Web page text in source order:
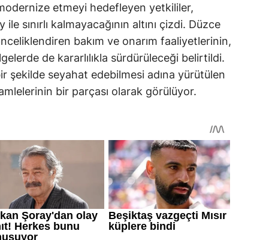
modernize etmeyi hedefleyen yetkililer,
sınırlı kalmayacağının altını çizdi. Düzce
bakım ve onarım faaliyetlerinin,
de kararlılıkla sürdürüleceği belirtildi.
şekilde seyahat edebilmesi adına yürütülen
bir parçası olarak görülüyor.